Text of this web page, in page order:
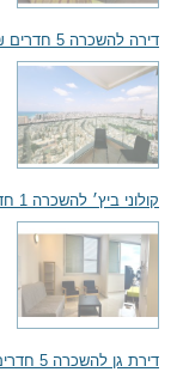
דירה להשכרה 5 חדרים 12,000₪ בחודש
קולוני ביץ׳ להשכרה 1 חדר 3,800₪ בחודש
דירת גן להשכרה 5 חדרים 14,000₪ בחודש